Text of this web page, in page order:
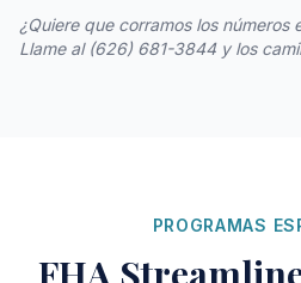
¿Quiere que corramos los números
Llame al (626) 681-3844 y los
PROGRAMAS
FHA